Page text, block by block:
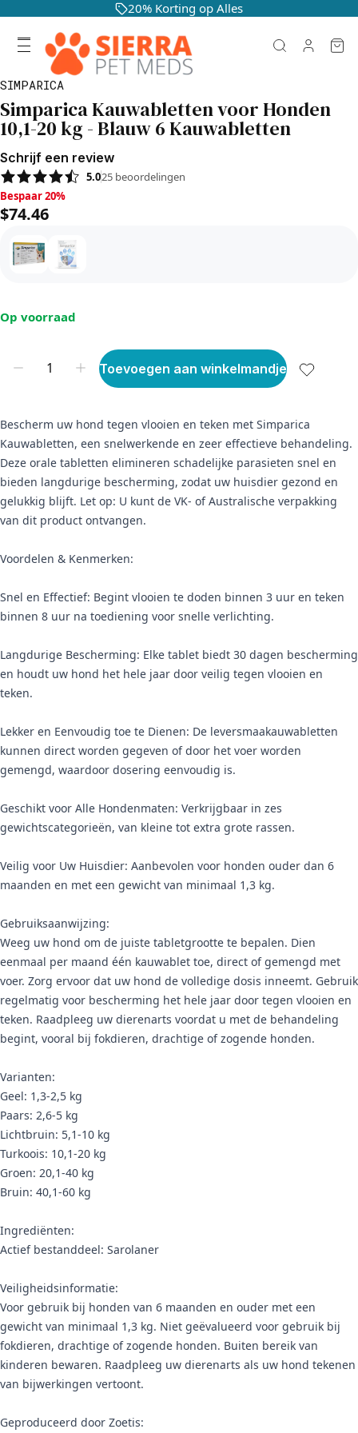
20% Korting op Alles
SIMPARICA
Simparica Kauwabletten voor Honden
10,1-20 kg - Blauw 6 Kauwabletten
Schrijf een review
5.025 beoordelingen
Bespaar 20%, $74.46
Bespaar 20%
$74.46
Op voorraad
Toevoegen aan winkelmandje
Bescherm uw hond tegen vlooien en teken met Simparica
Kauwabletten, een snelwerkende en zeer effectieve behandeling.
Deze orale tabletten elimineren schadelijke parasieten snel en
bieden langdurige bescherming, zodat uw huisdier gezond en
gelukkig blijft. Let op: U kunt de VK- of Australische verpakking
van dit product ontvangen.
Voordelen & Kenmerken:
Snel en Effectief: Begint vlooien te doden binnen 3 uur en teken
binnen 8 uur na toediening voor snelle verlichting.
Langdurige Bescherming: Elke tablet biedt 30 dagen bescherming
en houdt uw hond het hele jaar door veilig tegen vlooien en
teken.
Lekker en Eenvoudig toe te Dienen: De leversmaakauwabletten
kunnen direct worden gegeven of door het voer worden
gemengd, waardoor dosering eenvoudig is.
Geschikt voor Alle Hondenmaten: Verkrijgbaar in zes
gewichtscategorieën, van kleine tot extra grote rassen.
Veilig voor Uw Huisdier: Aanbevolen voor honden ouder dan 6
maanden en met een gewicht van minimaal 1,3 kg.
Gebruiksaanwijzing:
Weeg uw hond om de juiste tabletgrootte te bepalen. Dien
eenmaal per maand één kauwablet toe, direct of gemengd met
voer. Zorg ervoor dat uw hond de volledige dosis inneemt. Gebruik
regelmatig voor bescherming het hele jaar door tegen vlooien en
teken. Raadpleeg uw dierenarts voordat u met de behandeling
begint, vooral bij fokdieren, drachtige of zogende honden.
Varianten:
Geel: 1,3-2,5 kg
Paars: 2,6-5 kg
Lichtbruin: 5,1-10 kg
Turkoois: 10,1-20 kg
Groen: 20,1-40 kg
Bruin: 40,1-60 kg
Ingrediënten:
Actief bestanddeel: Sarolaner
Veiligheidsinformatie:
Voor gebruik bij honden van 6 maanden en ouder met een
gewicht van minimaal 1,3 kg. Niet geëvalueerd voor gebruik bij
fokdieren, drachtige of zogende honden. Buiten bereik van
kinderen bewaren. Raadpleeg uw dierenarts als uw hond tekenen
van bijwerkingen vertoont.
Geproduceerd door Zoetis: